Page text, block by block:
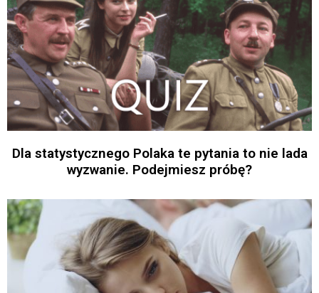
Dla statystycznego Polaka te pytania to nie lada
wyzwanie. Podejmiesz próbę?